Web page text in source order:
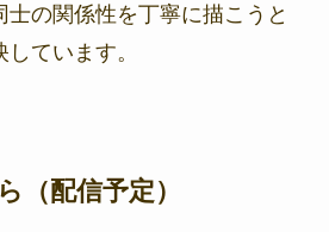
の関係性を丁寧に描こうと
ています。
（配信予定）